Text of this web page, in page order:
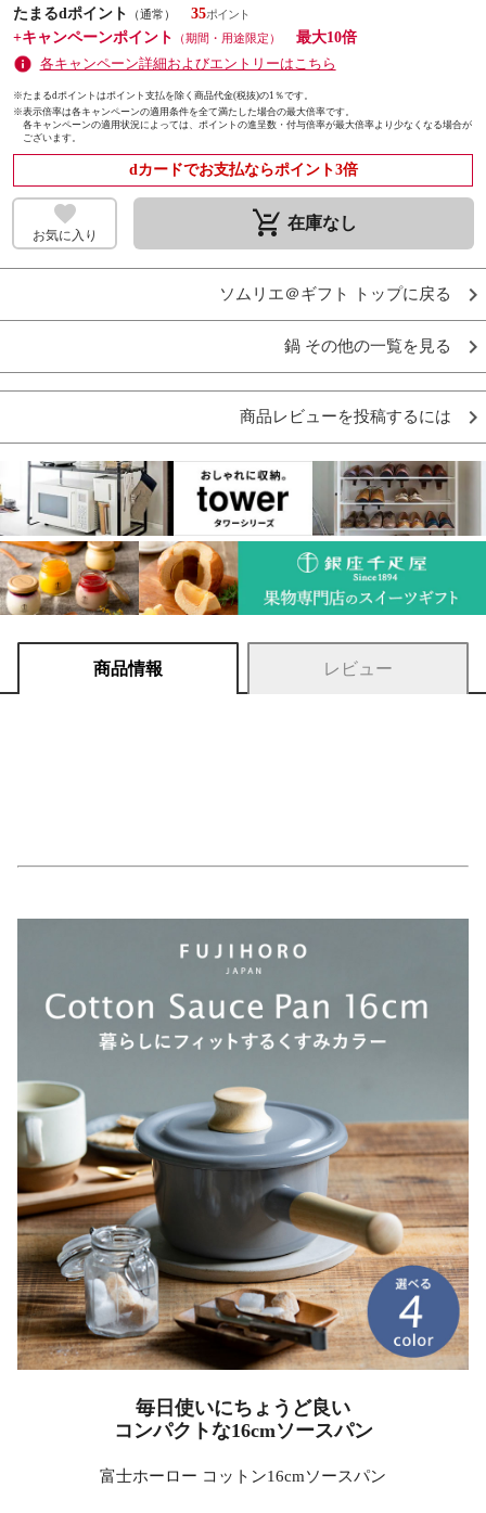
たまるdポイント
（通常）
35
+キャンペーンポイント
（期間・用途限定）
最大10倍
各キャンペーン詳細およびエントリーはこちら
※たまるdポイントはポイント支払を除く商品代金(税抜)の1％です。
※表示倍率は各キャンペーンの適用条件を全て満たした場合の最大倍率です。
各キャンペーンの適用状況によっては、ポイントの進呈数・付与倍率が最大倍率より少なくなる場合が
ございます。
dカードでお支払ならポイント3倍
お気に入り remove_shopping_cart 在庫なし
ソムリエ＠ギフト トップに戻る
鍋 その他の一覧を見る
商品レビューを投稿するには
商品情報 レビュー
毎日使いにちょうど良い
コンパクトな16cmソースパン
富士ホーロー コットン16cmソースパン